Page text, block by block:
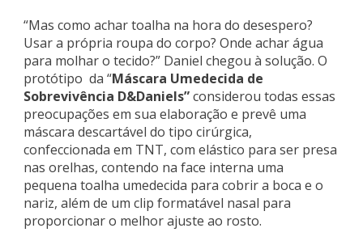
“Mas como achar toalha na hora do desespero?
Usar a própria roupa do corpo? Onde achar água
para molhar o tecido?” Daniel chegou à solução. O
protótipo da “Máscara Umedecida de
Sobrevivência D&Daniels”considerou todas essas
preocupações em sua elaboração e prevê uma
máscara descartável do tipo cirúrgica,
confeccionada em TNT, com elástico para ser presa
nas orelhas, contendo na face interna uma
pequena toalha umedecida para cobrir a boca e o
nariz, além de um clip formatável nasal para
proporcionar o melhor ajuste ao rosto.